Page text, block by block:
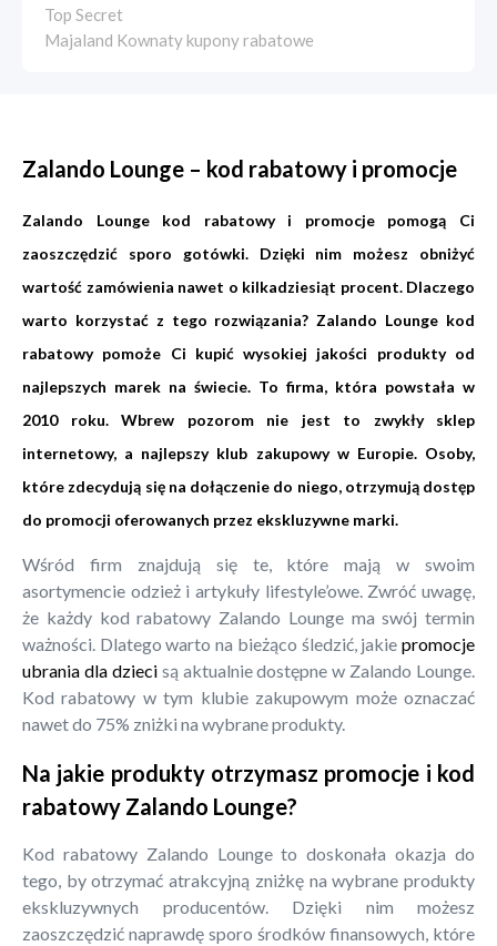
Top Secret
Majaland Kownaty kupony rabatowe
Zalando Lounge – kod rabatowy i promocje
Zalando Lounge kod rabatowy i promocje pomogą Ci
zaoszczędzić sporo gotówki. Dzięki nim możesz obniżyć
wartość zamówienia nawet o kilkadziesiąt procent. Dlaczego
warto korzystać z tego rozwiązania? Zalando Lounge kod
rabatowy pomoże Ci kupić wysokiej jakości produkty od
najlepszych marek na świecie. To firma, która powstała w
2010 roku. Wbrew pozorom nie jest to zwykły sklep
internetowy, a najlepszy klub zakupowy w Europie. Osoby,
które zdecydują się na dołączenie do niego, otrzymują dostęp
do promocji oferowanych przez ekskluzywne marki.
Wśród firm znajdują się te, które mają w swoim
asortymencie odzież i artykuły lifestyle’owe. Zwróć uwagę,
że każdy kod rabatowy Zalando Lounge ma swój termin
ważności. Dlatego warto na bieżąco śledzić, jakie promocje
ubrania dla dziecisą aktualnie dostępne w Zalando Lounge.
Kod rabatowy w tym klubie zakupowym może oznaczać
nawet do 75% zniżki na wybrane produkty.
Na jakie produkty otrzymasz promocje i kod
rabatowy Zalando Lounge?
Kod rabatowy Zalando Lounge to doskonała okazja do
tego, by otrzymać atrakcyjną zniżkę na wybrane produkty
ekskluzywnych producentów. Dzięki nim możesz
zaoszczędzić naprawdę sporo środków finansowych, które